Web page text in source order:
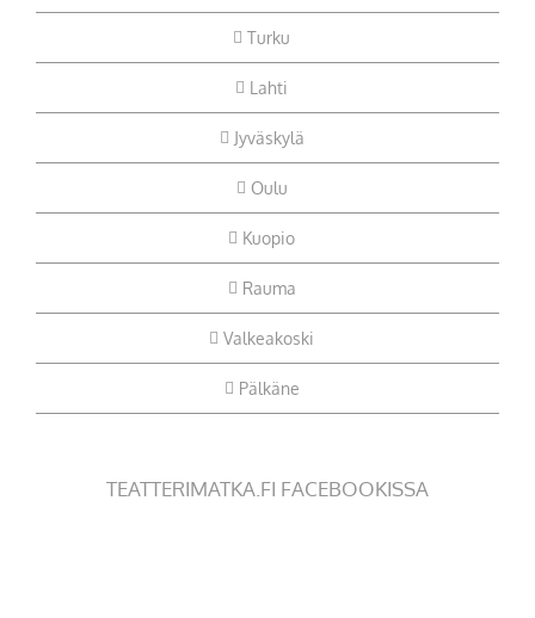
Turku
Lahti
Jyväskylä
Oulu
Kuopio
Rauma
Valkeakoski
Pälkäne
TEATTERIMATKA.FI FACEBOOKISSA